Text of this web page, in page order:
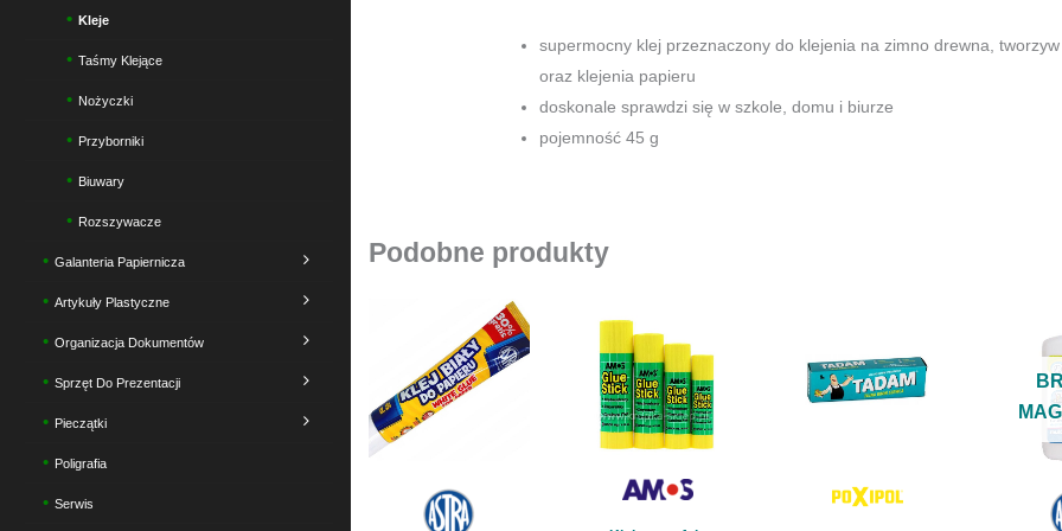
Kleje
Taśmy Klejące
Nożyczki
Przyborniki
Biuwary
Rozszywacze
Galanteria Papiernicza
Artykuły Plastyczne
Organizacja Dokumentów
Sprzęt Do Prezentacji
Pieczątki
Poligrafia
Serwis
supermocny klej przeznaczony do klejenia na zimno drewna,
oraz klejenia papieru
doskonale sprawdzi się w szkole, domu i biurze
pojemność 45 g
Podobne produkty
produkt
ma
wiele
wariantów.
można